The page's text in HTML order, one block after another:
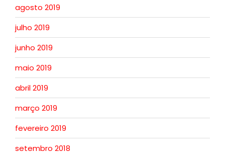
agosto 2019
julho 2019
junho 2019
maio 2019
abril 2019
março 2019
fevereiro 2019
setembro 2018